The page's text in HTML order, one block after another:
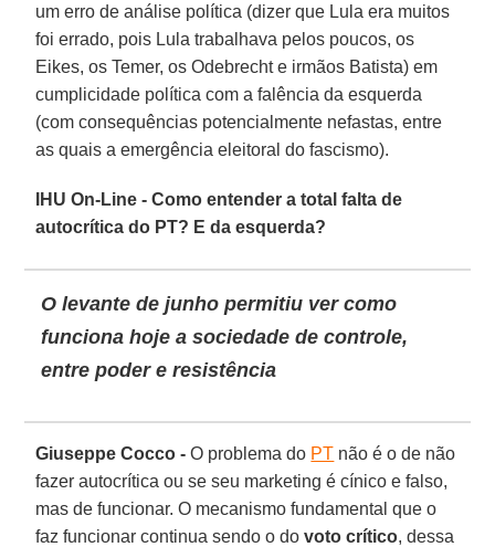
um erro de análise política (dizer que Lula era muitos
foi errado, pois Lula trabalhava pelos poucos, os
Eikes, os Temer, os Odebrecht e irmãos Batista) em
cumplicidade política com a falência da esquerda
(com consequências potencialmente nefastas, entre
as quais a emergência eleitoral do fascismo).
IHU On-Line - Como entender a total falta de
autocrítica do PT? E da esquerda?
O levante de junho permitiu ver como
funciona hoje a sociedade de controle,
entre poder e resistência
Giuseppe Cocco - O problema do PT não é o de não
fazer autocrítica ou se seu marketing é cínico e falso,
mas de funcionar. O mecanismo fundamental que o
faz funcionar continua sendo o dovoto crítico, dessa